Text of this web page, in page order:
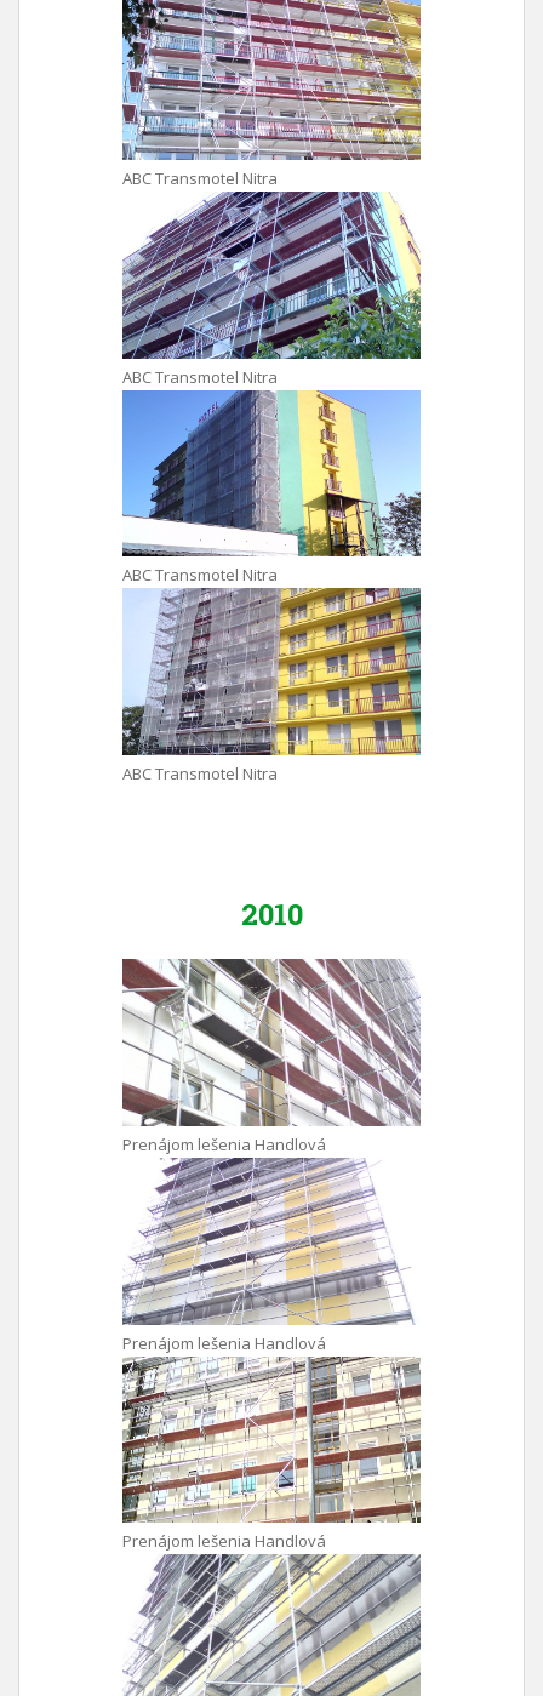
ABC Transmotel Nitra
ABC Transmotel Nitra
ABC Transmotel Nitra
ABC Transmotel Nitra
2010
Prenájom lešenia Handlová
Prenájom lešenia Handlová
Prenájom lešenia Handlová